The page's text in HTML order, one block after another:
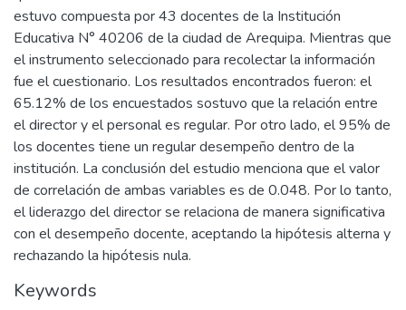
estuvo compuesta por 43 docentes de la Institución
Educativa N° 40206 de la ciudad de Arequipa. Mientras que
el instrumento seleccionado para recolectar la información
fue el cuestionario. Los resultados encontrados fueron: el
65.12% de los encuestados sostuvo que la relación entre
el director y el personal es regular. Por otro lado, el 95% de
los docentes tiene un regular desempeño dentro de la
institución. La conclusión del estudio menciona que el valor
de correlación de ambas variables es de 0.048. Por lo tanto,
el liderazgo del director se relaciona de manera significativa
con el desempeño docente, aceptando la hipótesis alterna y
rechazando la hipótesis nula.
Keywords